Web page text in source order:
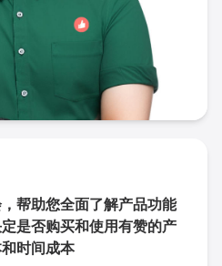
帮助您全面了解产品功能
是否购买和使用有赞的产
时间成本